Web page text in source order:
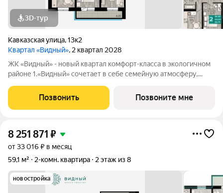
3D-тур
Кавказская улица,13к2
Квартал «Видный», 2 квартал 2028
ЖК «Видный» - новый квартал комфорт-класса в экологичном
районе 1.«Видный» сочетает в себе семейную атмосферу,
дома. 2.В шаговой доступности находятся школы, детские
сады, медицинские
Позвонить Позвоните мне
8 251 871 ₽
от 33 016 ₽ в месяц
59,1 м²
2-комн. квартира 2 этаж из 8
новостройка